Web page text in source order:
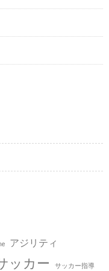
アジリティ
ッカー サッカー指導